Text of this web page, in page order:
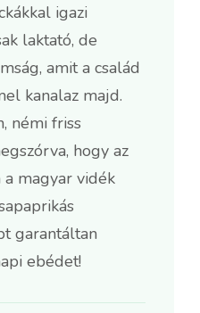
igazi
laktató, de
amit a család
kanalaz majd.
némi friss
hogy az
magyar vidék
garantáltan
ebédet!